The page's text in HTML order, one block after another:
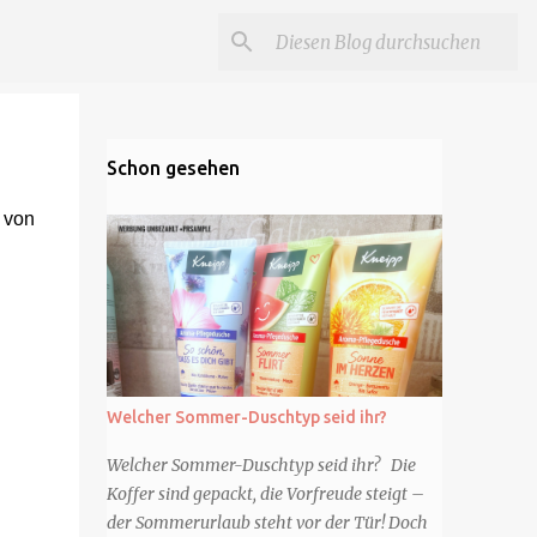
Schon gesehen
Welcher Sommer-Duschtyp seid ihr?
Welcher Sommer-Duschtyp seid ihr? Die
Koffer sind gepackt, die Vorfreude steigt –
der Sommerurlaub steht vor der Tür! Doch